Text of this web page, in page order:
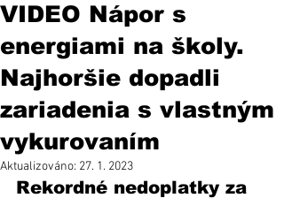
VIDEO Nápor s
energiami na školy.
Najhoršie dopadli
zariadenia s vlastným
vykurovaním
Aktualizováno: 27. 1. 2023
Rekordné nedoplatky za